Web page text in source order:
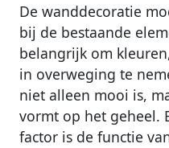
De wanddecoratie
bij de bestaande
belangrijk om
in overweging te
niet alleen mooi is,
vormt op het geheel.
factor is de functie